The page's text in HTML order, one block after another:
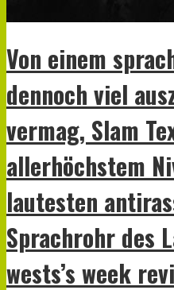
Von einem
dennoch viel
vermag, Slam
allerhöchstem
lautesten
Sprachrohr des
wests’s week